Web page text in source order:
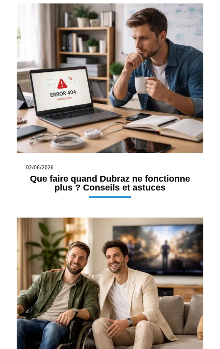
02/06/2026
Que faire quand Dubraz ne fonctionne
plus ? Conseils et astuces